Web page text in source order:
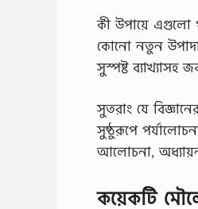
কী ‍উপায়ে এগুলো
কোনো নতুন
সুস্পষ্ট ব্যাখ্যাসহ
সুতরাং যে
সুষ্ঠুরূপে
আলোচনা, অধ্যায়ন
কয়েকটি